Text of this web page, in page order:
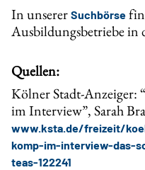
In unserer Suchbörse
Ausbildungsbetriebe in
Quellen:
Kölner Stadt-Anzeiger:
im Interview”, Sarah
www.ksta.de/freizeit/
komp-im-interview-das-
teas-122241